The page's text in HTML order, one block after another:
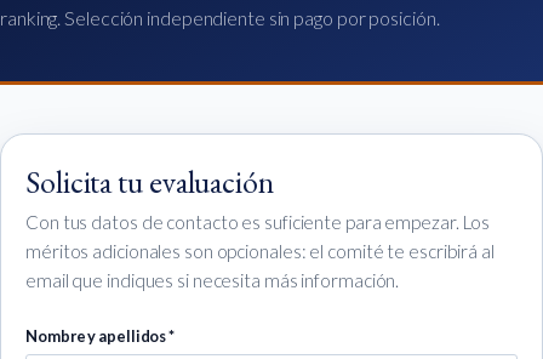
Edición 2026
ranking. Selección independiente sin pago por posición.
Solicita tu evaluación
Con tus datos de contacto es suficiente para empezar. Los
méritos adicionales son opcionales: el comité te escribirá al
email que indiques si necesita más información.
Nombre y apellidos *